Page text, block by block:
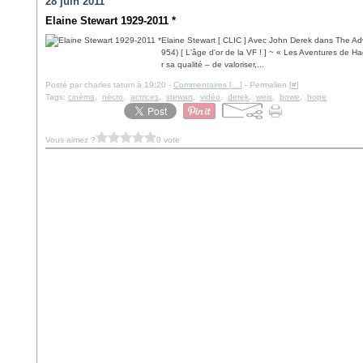
Elaine Stewart 1929-2011 *
Elaine Stewart [ CLIC ] Avec John Derek dans The
954) [ L'âge d'or de la VF ! ] ~ « Les Aventures de
r sa qualité – de valoriser,...
Posté par charles tatum à 19:20 - Commentaires [ ] - Permalien [#]
Tags: cinéma nécro actrices stewart vidéo derek weis bowe hope
Vous aimez ? 0 vote